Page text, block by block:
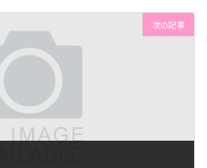
次の記事